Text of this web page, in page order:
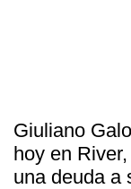
Giuliano
hoy en
una deuda a